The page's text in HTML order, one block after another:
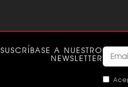
SUSCRÍBASE A NUESTRO
NEWSLETTER